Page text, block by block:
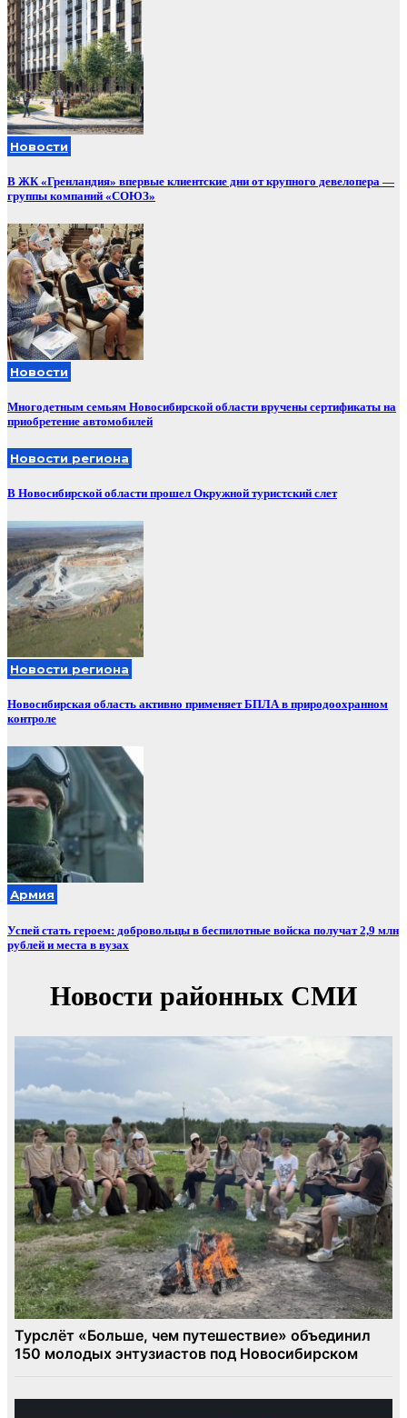
Новости
В ЖК «Гренландия» впервые клиентские дни от крупного девелопера —
группы компаний «СОЮЗ»
Новости
Многодетным семьям Новосибирской области вручены сертификаты на
приобретение автомобилей
Новости региона
В Новосибирской области прошел Окружной туристский слет
Новости региона
Новосибирская область активно применяет БПЛА в природоохранном
контроле
Армия
Успей стать героем: добровольцы в беспилотные войска получат 2,9 млн
рублей и места в вузах